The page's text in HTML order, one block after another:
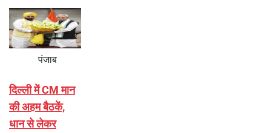
पंजाब
दिल्ली में CM मान
की अहम बैठकें,
धान से लेकर